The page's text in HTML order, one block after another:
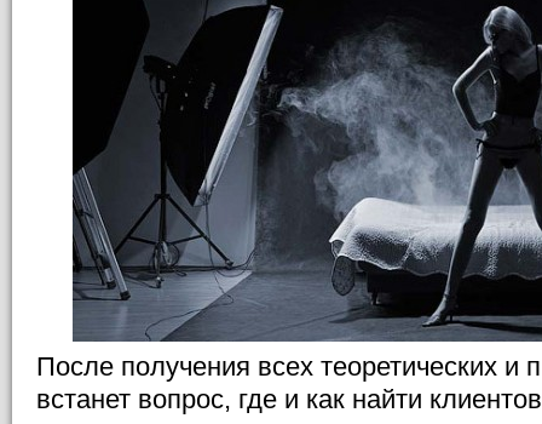
После получения всех теоретических и
встанет вопрос, где и как найти